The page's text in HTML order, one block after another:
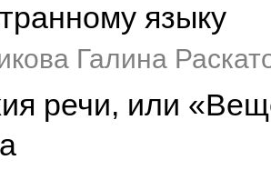
языку
Галина
речи, или